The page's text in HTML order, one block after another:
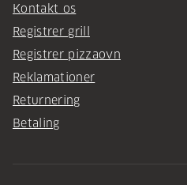
Kontakt os
Registrer grill
Registrer pizzaovn
Reklamationer
Returnering
Betaling